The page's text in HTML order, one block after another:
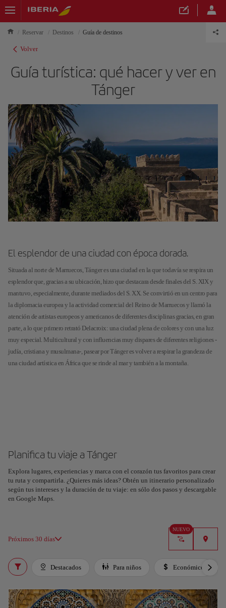
Reservar Destinos Guía de destinos
Volver
Guía turística: qué hacer y ver en
Tánger
El esplendor de una ciudad con época dorada.
Situada al norte de Marruecos, Tánger es una ciudad en la que todavía se respira un
esplendor que, gracias a su ubicación, hizo que destacara desde finales del S. XIX y
mantuvo, especialmente, durante mediados del S. XX. Se convirtió en un centro para
la diplomacia europea y la actividad comercial del Reino de Marruecos y llamó la
atención de artistas europeos y americanos de diferentes disciplinas gracias, en gran
parte, a lo que primero retrató Delacroix: una ciudad plena de colores y con una luz
muy especial. Multicultural y con influencias muy dispares de diferentes religiones -
judía, cristiana y musulmana-, pasear por Tánger es volver a respirar la grandeza de
una ciudad artística en África que se rinde al mar y también a la montaña.
Planifica tu viaje a Tánger
Explora lugares, experiencias y marca con el corazón tus favoritos para crear
tu ruta y compartirla. ¿Quieres más ideas? Obtén un itinerario personalizado
según tus intereses y la duración de tu viaje: en sólo dos pasos y descargable
en Google Maps.
Próximos 30 días
NUEVO
Destacados Para niños Económico